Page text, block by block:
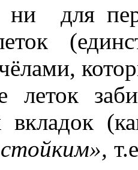
ни для
леток
вкладок